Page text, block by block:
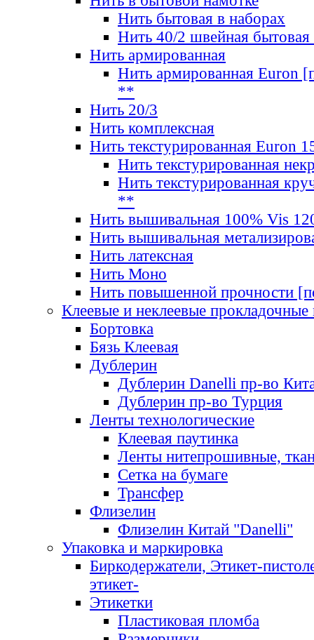
Нить бытовая в наборах
Нить 40/2 швейная бытовая
Нить армированная
Нить армированная Euron
**
Нить 20/3
Нить комплексная
Нить текстурированная Euron
Нить текстурированная
Нить текстурированная
**
Нить вышивальная 100% Vis
Нить вышивальная
Нить латексная
Нить Моно
Нить повышенной прочности
Клеевые и неклеевые прокладочные
Бортовка
Бязь Клеевая
Дублерин
Дублерин Danelli пр-во
Дублерин пр-во Турция
Ленты технологические
Клеевая паутинка
Ленты нитепрошивные,
Сетка на бумаге
Трансфер
Флизелин
Флизелин Китай "Danelli"
Упаковка и маркировка
Биркодержатели, Этикет-
этикет-
Этикетки
Пластиковая пломба